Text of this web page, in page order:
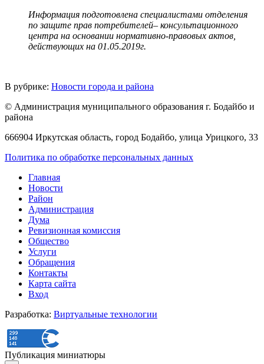
Информация подготовлена специалистами отделения
по защите прав потребителей– консультационного
центра на основании нормативно-правовых актов,
действующих на 01.05.2019г.
В рубрике: Новости города и района
© Администрация муниципального образования г. Бодайбо и
района
666904 Иркутская область, город Бодайбо, улица Урицкого, 33
Политика по обработке персональных данных
Главная
Новости
Район
Администрация
Дума
Ревизионная комиссия
Общество
Услуги
Обращения
Контакты
Карта сайта
Вход
Разработка: Виртуальные технологии
Публикация миниатюры